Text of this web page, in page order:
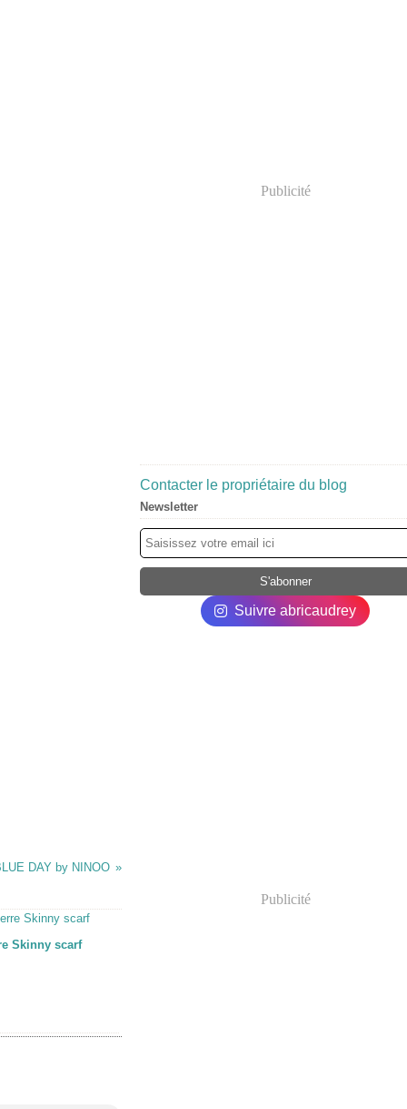
DAY by NINOO
Skinny scarf
Publicité
Contacter le propriétaire du blog
Newsletter
Suivre abricaudrey
Publicité